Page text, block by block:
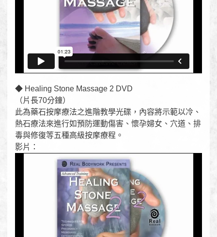
◆ Healing Stone Massage 2 DVD
（片長70分鐘）
此為藥石按摩療法之進階教學光碟，內容將示範以冷、
熱石療法來進行如預防運動傷害、懷孕婦女、穴道、排
毒與修復等五種高級按摩療程。
影片：